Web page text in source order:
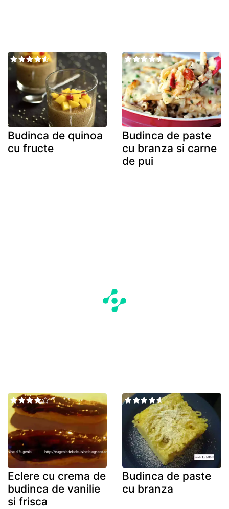
Budinca de quinoa
cu fructe
Budinca de paste
cu branza si carne
de pui
Eclere cu crema de
budinca de vanilie
si frisca
Budinca de paste
cu branza